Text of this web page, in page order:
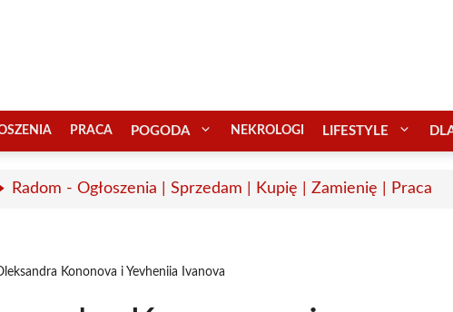
PRACA POGODA NEKROLOGI LIFESTYLE
Radom - Ogłoszenia | Sprzedam | Kupię | Zamienię | Praca
Kononova i Yevheniia Ivanova